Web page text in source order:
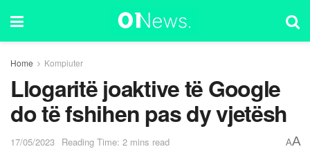
Home Kompiuter
Llogaritë joaktive të Google
do të fshihen pas dy vjetësh
17/05/2023 Reading Time: 2 mins read AA